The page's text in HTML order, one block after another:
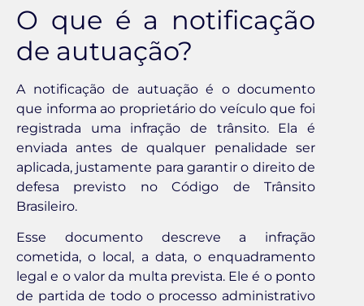
O que é a notificação
de autuação?
A notificação de autuação é o documento
que informa ao proprietário do veículo que foi
registrada uma infração de trânsito. Ela é
enviada antes de qualquer penalidade ser
aplicada, justamente para garantir o direito de
defesa previsto no Código de Trânsito
Brasileiro.
Esse documento descreve a infração
cometida, o local, a data, o enquadramento
legal e o valor da multa prevista. Ele é o ponto
de partida de todo o processo administrativo